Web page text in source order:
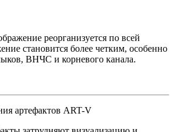
реорганизуется по всей
становится более четким, особенно
ВНЧС и корневого канала.
артефактов ART-V